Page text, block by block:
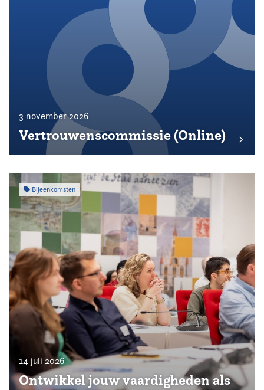
3 november 2026
Vertrouwenscommissie (Online)
Bijeenkomsten
14 juli 2026
Ontwikkel jouw vaardigheden als